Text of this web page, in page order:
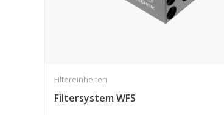
Filtereinheiten
Filtersystem WFS